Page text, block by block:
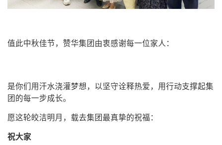
值此中秋佳节，赞华集团由衷感谢每一位家人：
是你们用汗水浇灌梦想，以坚守诠释热爱，用行动支撑起集
团的每一步成长。
愿这轮皎洁明月，载去集团最真挚的祝福：
祝大家